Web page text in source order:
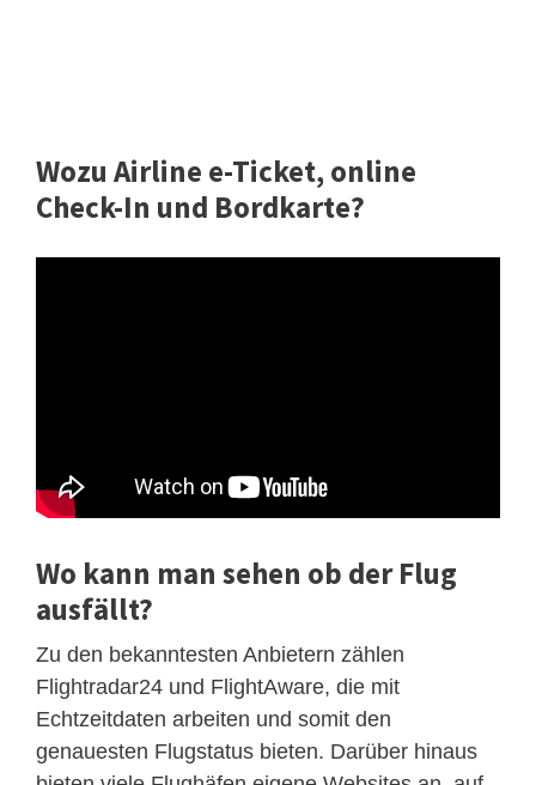
Wozu Airline e-Ticket, online
Check-In und Bordkarte?
Wo kann man sehen ob der Flug
ausfällt?
Zu den bekanntesten Anbietern zählen
Flightradar24 und FlightAware, die mit
Echtzeitdaten arbeiten und somit den
genauesten Flugstatus bieten. Darüber hinaus